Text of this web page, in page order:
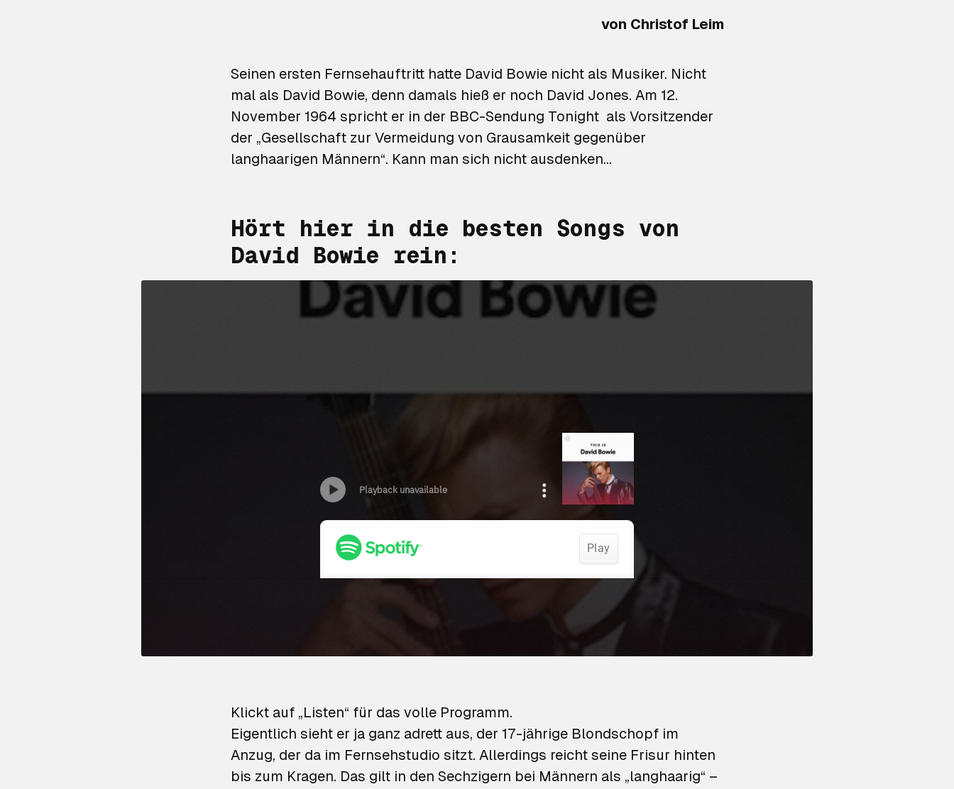
von Christof Leim
Seinen ersten Fernsehauftritt hatte David Bowie nicht als Musiker. Nicht
mal als David Bowie, denn damals hieß er noch David Jones. Am 12.
November 1964 spricht er in der BBC-Sendung Tonightals Vorsitzender
der „Gesellschaft zur Vermeidung von Grausamkeit gegenüber
langhaarigen Männern“. Kann man sich nicht ausdenken…
Hört hier in die besten Songs von
David Bowie rein:
Klickt auf „Listen“ für das volle Programm.
Eigentlich sieht er ja ganz adrett aus, der 17-jährige Blondschopf im
Anzug, der da im Fernsehstudio sitzt. Allerdings reicht seine Frisur hinten
bis zum Kragen. Das gilt in den Sechzigern bei Männern als „langhaarig“ –